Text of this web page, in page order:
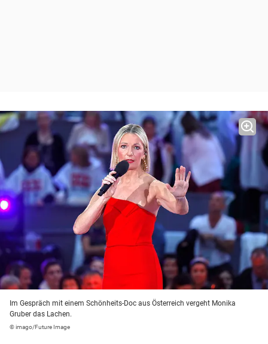
Im Gespräch mit einem Schönheits-Doc aus Österreich vergeht Monika
Gruber das Lachen.
© imago/Future Image